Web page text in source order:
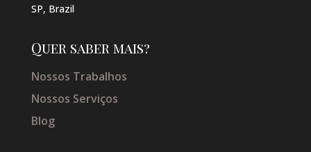
SP, Brazil
Quer saber mais?
Nossos Trabalhos
Nossos Serviços
Blog